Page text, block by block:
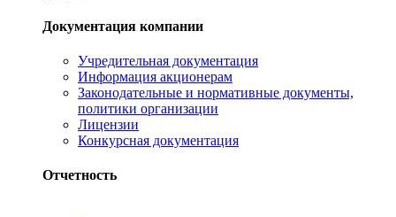
Документация компании
Учредительная документация
Информация акционерам
Законодательные и нормативные документы,
политики организации
Лицензии
Конкурсная документация
Отчетность